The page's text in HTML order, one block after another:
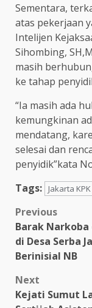
Sementara,
atas pekerjaan
Intelijen
Sihombing,
masih
ke tahap
“Ia masih ada
kemungkinan
mendatang,
selesai dan
penyidik”kata
Tags:
Jakarta
Post
Previous
Barak Narkoba
di Desa Serba
Berinisial NB
Next
Kejati Sumut